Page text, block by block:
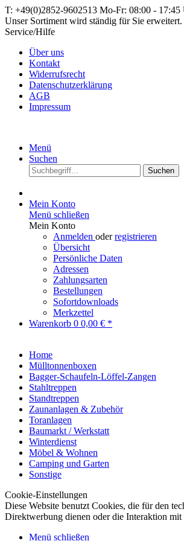
T: +49(0)2852-9602513 Mo-Fr: 08:00 - 17:45
Unser Sortiment wird ständig für Sie
Service/Hilfe
Über uns
Kontakt
Widerrufsrecht
Datenschutzerklärung
AGB
Impressum
Menü
Suchen
Suchen
Mein Konto
Menü schließen
Mein Konto
Anmelden oderregistrieren
Übersicht
Persönliche Daten
Adressen
Zahlungsarten
Bestellungen
Sofortdownloads
Merkzettel
Warenkorb 0 0,00 € *
Home
Mülltonnenboxen
Bagger-Schaufeln-Löffel-Zangen
Stahltreppen
Standtreppen
Zaunanlagen & Zubehör
Toranlagen
Baumarkt / Werkstatt
Winterdienst
Möbel & Wohnen
Camping und Garten
Sonstige
Cookie-Einstellungen
Diese Website benutzt Cookies, die für den
Direktwerbung dienen oder die Interaktion
Menü schließen